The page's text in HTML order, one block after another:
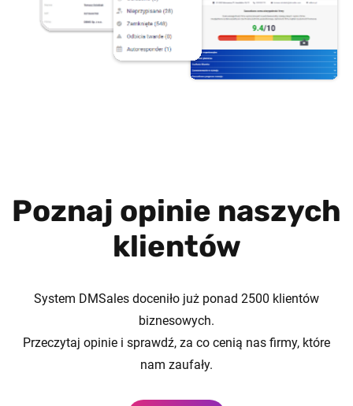
Poznaj opinie naszych
klientów
System DMSales doceniło już ponad 2500 klientów
biznesowych.
Przeczytaj opinie i sprawdź, za co cenią nas firmy, które
nam zaufały.